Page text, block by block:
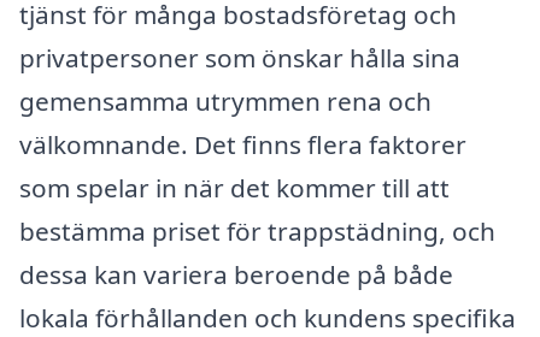
tjänst för många bostadsföretag och
privatpersoner som önskar hålla sina
gemensamma utrymmen rena och
välkomnande. Det finns flera faktorer
som spelar in när det kommer till att
bestämma priset för trappstädning, och
dessa kan variera beroende på både
lokala förhållanden och kundens specifika